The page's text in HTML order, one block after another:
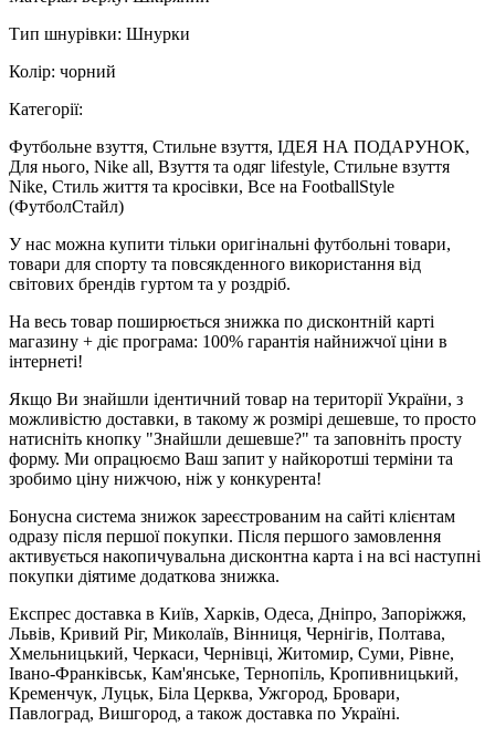
Тип шнурівки: Шнурки
Колір: чорний
Категорії:
Футбольне взуття, Стильне взуття, ІДЕЯ НА ПОДАРУНОК,
Для нього, Nike all, Взуття та одяг lifestyle, Стильне взуття
Nike, Стиль життя та кросівки, Все на FootballStyle
(ФутболСтайл)
У нас можна купити тільки оригінальні футбольні товари,
товари для спорту та повсякденного використання від
світових брендів гуртом та у роздріб.
На весь товар поширюється знижка по дисконтній карті
магазину + діє програма: 100% гарантія найнижчої ціни в
інтернеті!
Якщо Ви знайшли ідентичний товар на території України, з
можливістю доставки, в такому ж розмірі дешевше, то просто
натисніть кнопку "Знайшли дешевше?" та заповніть просту
форму. Ми опрацюємо Ваш запит у найкоротші терміни та
зробимо ціну нижчою, ніж у конкурента!
Бонусна система знижок зареєстрованим на сайті клієнтам
одразу після першої покупки. Після першого замовлення
активується накопичувальна дисконтна карта і на всі наступні
покупки діятиме додаткова знижка.
Експрес доставка в Київ, Харків, Одеса, Дніпро, Запоріжжя,
Львів, Кривий Ріг, Миколаїв, Вінниця, Чернігів, Полтава,
Хмельницький, Черкаси, Чернівці, Житомир, Суми, Рівне,
Івано-Франківськ, Кам'янське, Тернопіль, Кропивницький,
Кременчук, Луцьк, Біла Церква, Ужгород, Бровари,
Павлоград, Вишгород, а також доставка по Україні.